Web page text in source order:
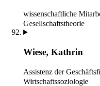
wissenschaftliche
Gesellschaftstheorie
Wiese, Kathrin
Assistenz der
Wirtschaftssoziologie